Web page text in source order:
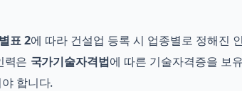
표 2에 따라 건설업 등록 시 업종별로 정해진
력은 국가기술자격법에 따른 기술자격증을 보
합니다.